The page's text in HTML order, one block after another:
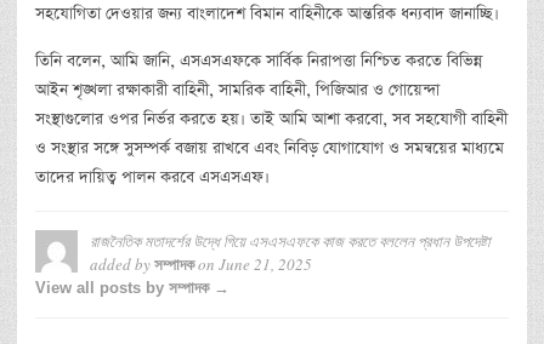
সহযোগিতা দেওয়ার জন্য বাংলাদেশ বিমান বাহিনীকে আন্তরিক ধন্যবাদ জানাচ্ছি।
তিনি বলেন, আমি জানি, এসএসএফকে সার্বিক নিরাপত্তা নিশ্চিত করতে বিভিন্ন
আইন শৃঙ্খলা রক্ষাকারী বাহিনী, সামরিক বাহিনী, পিজিআর ও গোয়েন্দা
সংস্থাগুলোর ওপর নির্ভর করতে হয়। তাই আমি আশা করবো, সব সহযোগী বাহিনী
ও সংস্থার সঙ্গে সুসম্পর্ক বজায় রাখবে এবং নিবিড় যোগাযোগ ও সমন্বয়ের মাধ্যমে
তাদের দায়িত্ব পালন করবে এসএসএফ।
রাজনৈতিক মতাদর্শের উদ্ধে গিয়ে এসএসএফকে কাজ করতে বললেন প্রধান উপদেষ্টা
added by সম্পাদকon June 21, 2025
View all posts by সম্পাদক →